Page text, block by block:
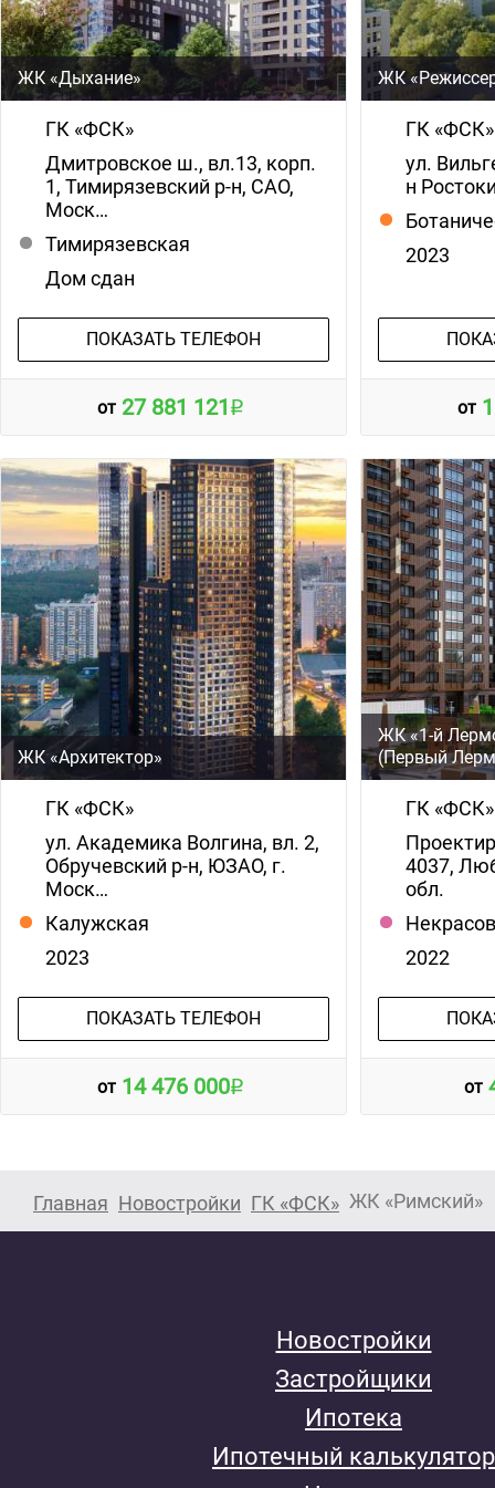
ЖК «Дыхание»
ГК «ФСК»
Дмитровское ш., вл.13, корп.
1, Тимирязевский р-н, САО,
Моск…
Тимирязевская
Дом сдан
ПОКАЗАТЬ ТЕЛЕФОН
от 27 881 121
ЖК
ГК «ФСК»
ул.
н
2023
от
ЖК «Архитектор»
ГК «ФСК»
ул. Академика Волгина, вл. 2,
Обручевский р-н, ЮЗАО, г.
Моск…
Калужская
2023
ПОКАЗАТЬ ТЕЛЕФОН
от 14 476 000
ЖК «1-й
(Первый
ГК «ФСК»
4037,
обл.
2022
от
Главная Новостройки ГК «ФСК» ЖК «Римский»
Новостройки
Застройщики
Ипотека
Ипотечный калькулятор